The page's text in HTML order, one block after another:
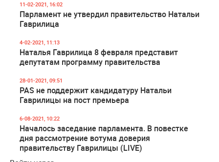
11-02-2021, 16:02
Парламент не утвердил правительство Натальи
Гаврилица
4-02-2021, 11:13
Наталья Гаврилица 8 февраля представит
депутатам программу правительства
28-01-2021, 09:51
PAS не поддержит кандидатуру Натальи
Гаврилицы на пост премьера
6-08-2021, 10:22
Началось заседание парламента. В повестке
дня рассмотрение вотума доверия
правительству Гаврилицы (LIVE)